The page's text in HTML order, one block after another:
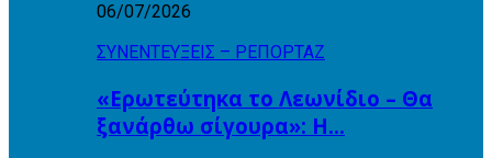
06/07/2026
ΣΥΝΕΝΤΕΥΞΕΙΣ – ΡΕΠΟΡΤΑΖ
«Ερωτεύτηκα το Λεωνίδιο – Θα
ξανάρθω σίγουρα»: Η…